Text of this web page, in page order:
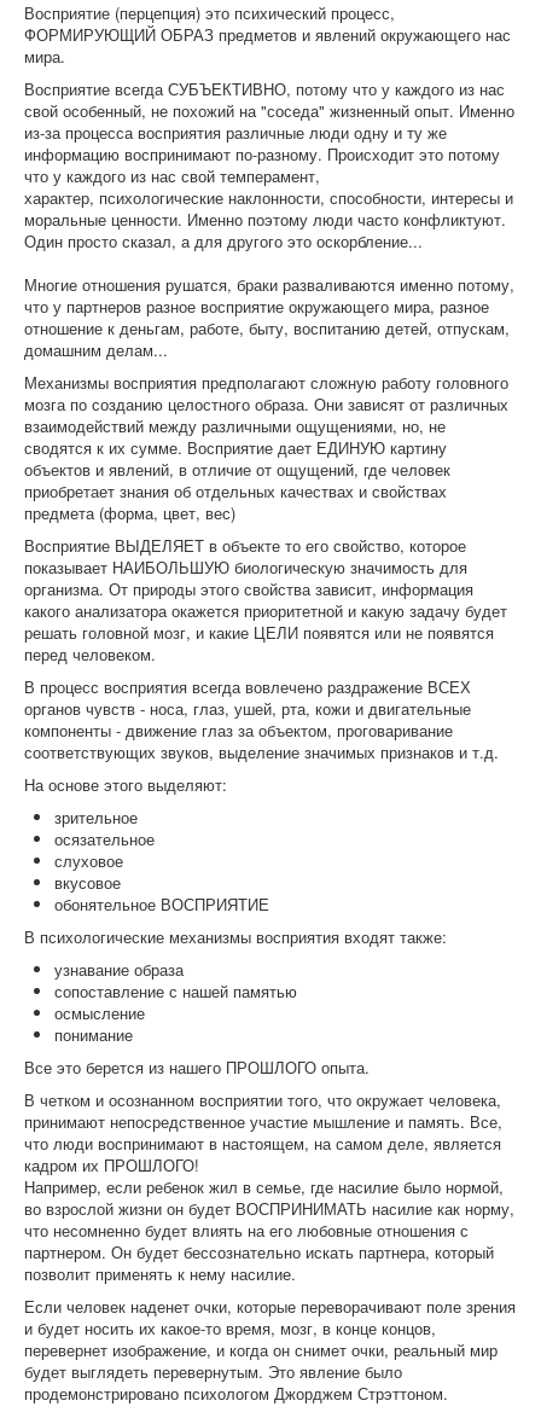
Восприятие (перцепция) это психический процесс,
ФОРМИРУЮЩИЙ ОБРАЗ предметов и явлений окружающего нас
мира.
Восприятие всегда СУБЪЕКТИВНО, потому что у каждого из нас
свой особенный, не похожий на "соседа" жизненный опыт. Именно
из-за процесса восприятия различные люди одну и ту же
информацию воспринимают по-разному. Происходит это потому
что у каждого из нас свой темперамент,
характер, психологические наклонности, способности, интересы и
моральные ценности. Именно поэтому люди часто конфликтуют.
Один просто сказал, а для другого это оскорбление...
Многие отношения рушатся, браки разваливаются именно потому,
что у партнеров разное восприятие окружающего мира, разное
отношение к деньгам, работе, быту, воспитанию детей, отпускам,
домашним делам...
Механизмы восприятия предполагают сложную работу головного
мозга по созданию целостного образа. Они зависят от различных
взаимодействий между различными ощущениями, но, не
сводятся к их сумме. Восприятие дает ЕДИНУЮ картину
объектов и явлений, в отличие от ощущений, где человек
приобретает знания об отдельных качествах и свойствах
предмета (форма, цвет, вес)
Восприятие ВЫДЕЛЯЕТ в объекте то его свойство, которое
показывает НАИБОЛЬШУЮ биологическую значимость для
организма. От природы этого свойства зависит, информация
какого анализатора окажется приоритетной и какую задачу будет
решать головной мозг, и какие ЦЕЛИ появятся или не появятся
перед человеком.
В процесс восприятия всегда вовлечено раздражение ВСЕХ
органов чувств - носа, глаз, ушей, рта, кожи и двигательные
компоненты - движение глаз за объектом, проговаривание
соответствующих звуков, выделение значимых признаков и т.д.
На основе этого выделяют:
зрительное
осязательное
слуховое
вкусовое
обонятельное ВОСПРИЯТИЕ
В психологические механизмы восприятия входят также:
узнавание образа
сопоставление с нашей памятью
осмысление
понимание
Все это берется из нашего ПРОШЛОГО опыта.
В четком и осознанном восприятии того, что окружает человека,
принимают непосредственное участие мышление и память. Все,
что люди воспринимают в настоящем, на самом деле, является
кадром их ПРОШЛОГО!
Например, если ребенок жил в семье, где насилие было нормой,
во взрослой жизни он будет ВОСПРИНИМАТЬ насилие как норму,
что несомненно будет влиять на его любовные отношения с
партнером. Он будет бессознательно искать партнера, который
позволит применять к нему насилие.
Если человек наденет очки, которые переворачивают поле зрения
и будет носить их какое-то время, мозг, в конце концов,
перевернет изображение, и когда он снимет очки, реальный мир
будет выглядеть перевернутым. Это явление было
продемонстрировано психологом Джорджем Стрэттоном.